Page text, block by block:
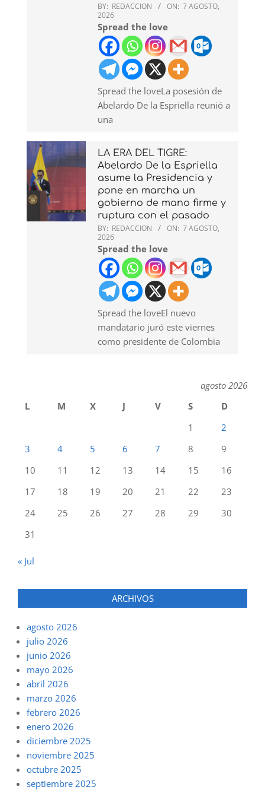
BY: REDACCION ON: 7 AGOSTO,
2026
Spread the love
Spread the loveLa posesión de
Abelardo De la Espriella reunió a
una
LA ERA DEL TIGRE:
Abelardo De la Espriella
asume la Presidencia y
pone en marcha un
gobierno de mano firme y
ruptura con el pasado
BY: REDACCION ON: 7 AGOSTO,
2026
Spread the love
Spread the loveEl nuevo
mandatario juró este viernes
como presidente de Colombia
agosto 2026
L
M X J V S
D
1
2
3
4 5 6 7 8
9
10
11 12 13 14 15
16
17
18 19 20 21 22
23
24
25 26 27 28 29
30
31
« Jul
ARCHIVOS
agosto 2026
julio 2026
junio 2026
mayo 2026
abril 2026
marzo 2026
febrero 2026
enero 2026
diciembre 2025
noviembre 2025
octubre 2025
septiembre 2025